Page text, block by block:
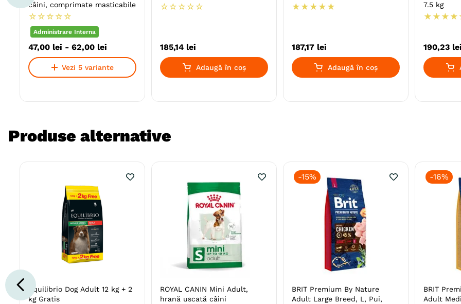
câini, comprimate masticabile
☆ ☆ ☆ ☆ ☆
Administrare Interna
47,00 lei - 62,00 lei
Vezi 5 variante
☆ ☆ ☆ ☆ ☆
185,14 lei
Adaugă în coș
★ ★ ★ ★ ★
187,17 lei
Adaugă în coș
7.5 kg
★ ★ ★ ★
190,23 lei
Produse alternative
Equilibrio Dog Adult 12 kg + 2
kg Gratis
ROYAL CANIN Mini Adult,
hrană uscată câini
-15%
BRIT Premium By Nature
Adult Large Breed, L, Pui,
-16%
BRIT
Adult